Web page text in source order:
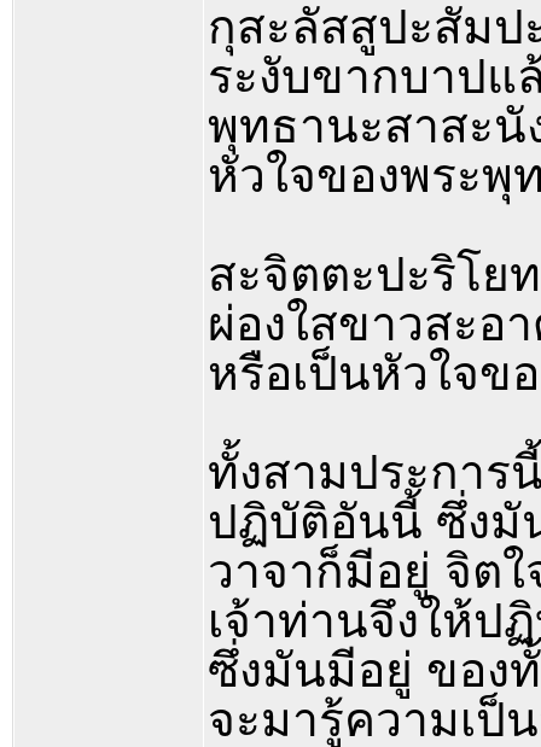
กุสะลัสสูปะสัมป
ระงับขากบาปแ
พุทธานะสาสะนั
หัวใจของพระพุ
สะจิตตะปะริโย
ผ่องใสขาวสะอ
หรือเป็นหัวใจข
ทั้งสามประการ
ปฏิบัติอันนี้ ซึ่งมั
วาจาก็มีอยู่ จิต
เจ้าท่านจึงให้ป
ซึ่งมันมีอยู่ ของ
จะมารู้ความเป็